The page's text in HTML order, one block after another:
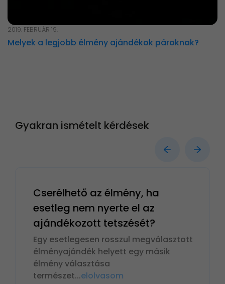
2019. FEBRUÁR 19.
Melyek a legjobb élmény ajándékok pároknak?
Gyakran ismételt kérdések
Cserélhető az élmény, ha
esetleg nem nyerte el az
ajándékozott tetszését?
Egy esetlegesen rosszul megválasztott
élményajándék helyett egy másik
élmény választása
természet...elolvasom